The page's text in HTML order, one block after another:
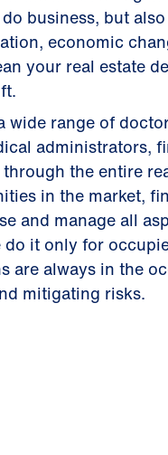
business, but
economic
your real estate
wide range of
administrators,
the entire
in the market,
and manage all
do it only for
are always in the
mitigating risks.